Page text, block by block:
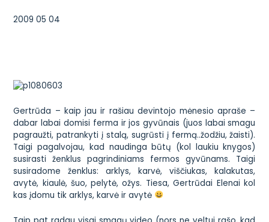
2009 05 04
Gertrūda – kaip jau ir rašiau devintojo mėnesio apraše –
dabar labai domisi ferma ir jos gyvūnais (juos labai smagu
pagraužti, patrankyti į stalą, sugrūsti į fermą..žodžiu, žaisti).
Taigi pagalvojau, kad naudinga būtų (kol laukiu knygos)
susirasti ženklus pagrindiniams fermos gyvūnams. Taigi
susiradome ženklus:arklys, karvė, viščiukas, kalakutas,
avytė, kiaulė, šuo, pelytė, ožys. Tiesa, Gertrūdai Elenai kol
kas įdomu tik arklys, karvė ir avytė